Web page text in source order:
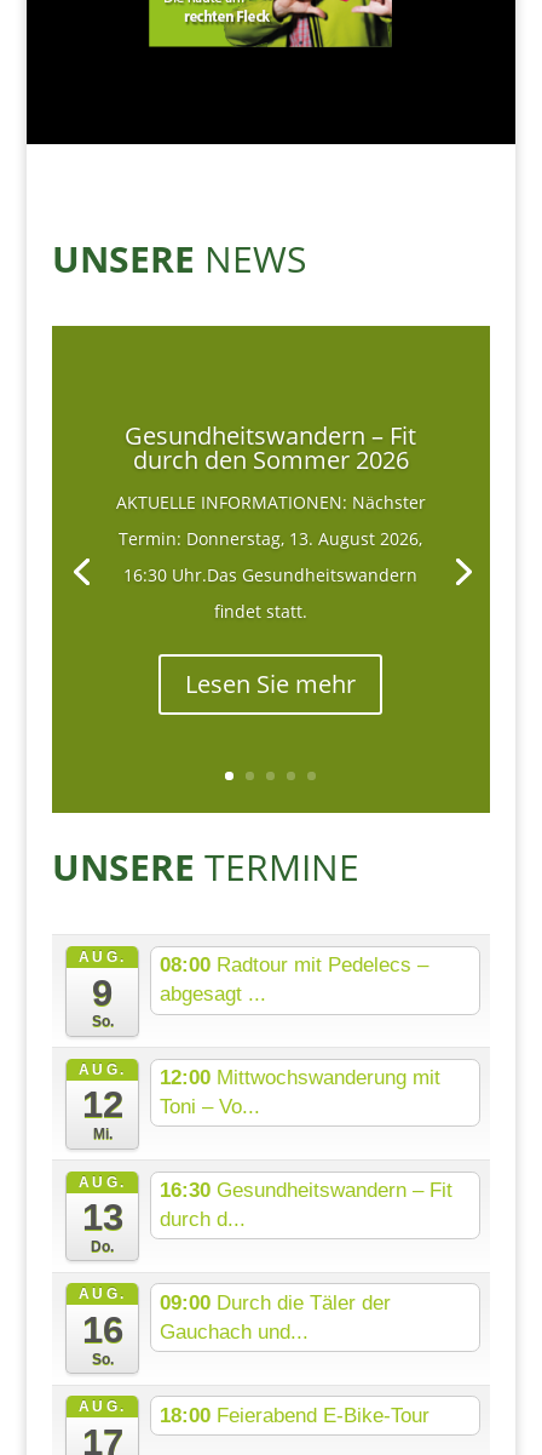
UNSERE NEWS
Gesundheitswandern – Fit
durch den Sommer 2026
AKTUELLE INFORMATIONEN: Nächster
Termin: Donnerstag, 13. August 2026,
16:30 Uhr.Das Gesundheitswandern
findet statt.
Lesen Sie mehr
UNSERE TERMINE
AUG.
9
So.
08:00 Radtour mit Pedelecs –
abgesagt ...
AUG.
12
Mi.
12:00 Mittwochswanderung mit
Toni – Vo...
AUG.
13
Do.
16:30 Gesundheitswandern – Fit
durch d...
AUG.
16
So.
09:00 Durch die Täler der
Gauchach und...
AUG.
17
18:00 Feierabend E-Bike-Tour